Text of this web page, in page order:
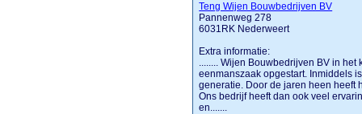
Teng Wijen Bouwbedrijven BV
Pannenweg 278
6031RK Nederweert
Extra informatie:
........ Wijen Bouwbedrijven BV in
eenmanszaak opgestart. Inmiddels
generatie. Door de jaren heen heeft
Ons bedrijf heeft dan ook veel
en.......